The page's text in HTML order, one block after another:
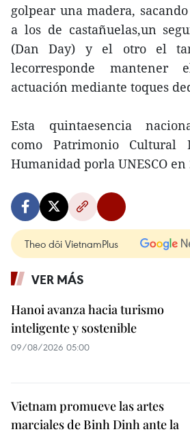
golpear una madera,
a los de castañuelas,un
(Dan Day) y el otro el
lecorresponde
actuación mediante toques
Esta quintaesencia
como Patrimonio
Humanidad porla UNESCO en
Theo dõi VietnamPlus
VER MÁS
Hanoi avanza hacia turismo
inteligente y sostenible
09/08/2026 05:00
Vietnam promueve las artes
marciales de Binh Dinh ante la